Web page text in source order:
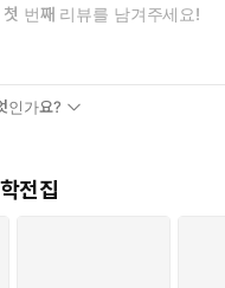
첫 번째 리뷰를 남겨주세요!
인가요?
전집